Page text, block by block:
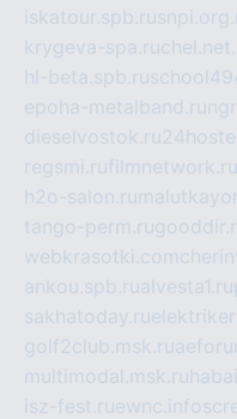
iskatour.spb.ru
krygeva-spa.ru
hl-beta.spb.ru
epoha-metalband.ru
dieselvostok.ru
regsmi.rufilmnetwork.ru
h2o-salon.ru
tango-perm.ru
webkrasotki.com
ankou.spb.rualvesta1.ru
sakhatoday.ru
golf2club.msk.ru
multimodal.msk.ru
isz-fest.ruewnc.info